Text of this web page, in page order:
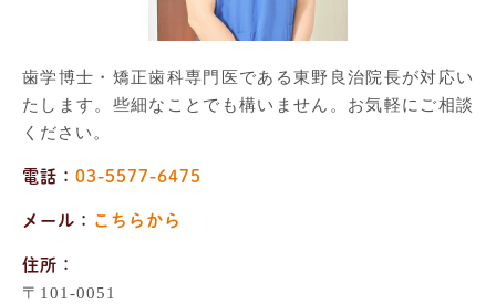
歯学博士・矯正歯科専門医である東野良治院長が対応い
たします。些細なことでも構いません。お気軽にご相談
ください。
電話： 03-5577-6475
メール： こちらから
住所：
〒101-0051